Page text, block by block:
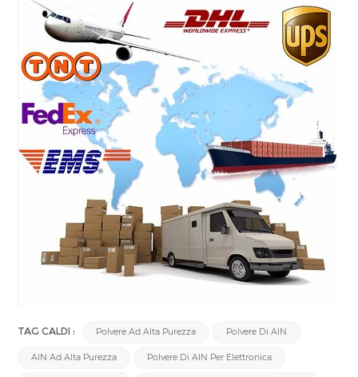
TAG CALDI : Polvere Ad Alta Purezza Polvere Di AlN
AlN Ad Alta Purezza Polvere Di AlN Per Elettronica